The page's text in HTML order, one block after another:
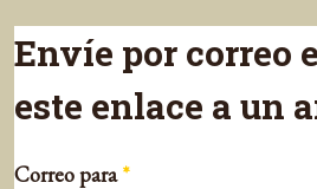
Envíe por correo
este enlace a un
Correo para*